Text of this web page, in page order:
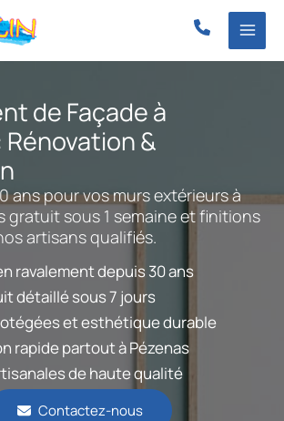
de Façade à
Rénovation &
ans pour vos murs extérieurs à
gratuit sous 1 semaine et finitions
artisans qualifiés.
ravalement depuis 30 ans
détaillé sous 7 jours
et esthétique durable
rapide partout à Pézenas
de haute qualité
Contactez-nous